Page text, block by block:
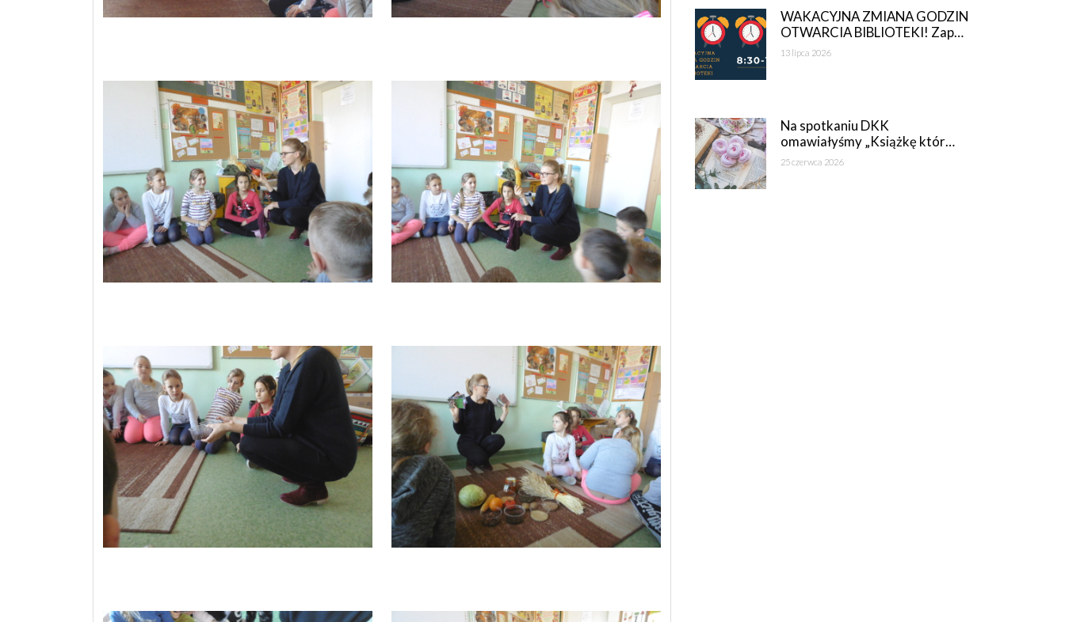
WAKACYJNA ZMIANA GODZIN
OTWARCIA BIBLIOTEKI! Zap…
13 lipca 2026
Na spotkaniu DKK
omawiałyśmy „Książkę któr…
25 czerwca 2026